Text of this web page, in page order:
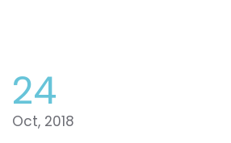
24
Oct, 2018